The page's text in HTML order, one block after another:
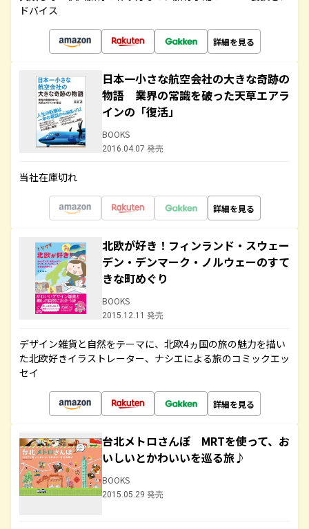
ドバイス
詳細を見る
日本一小さな航空会社の大きな奇跡の
物語 業界の常識を破った天草エアラ
インの「復活」
BOOKS
2016.04.07 発売
当社在庫切れ
詳細を見る
北欧が好き！フィンランド・スウェー
デン・デンマーク・ノルウェーのすて
きな町めぐり
BOOKS
2015.12.11 発売
デザイン雑貨と自然をテーマに、北欧4ヵ国の旅の魅力を描い
た北欧好きイラストレーター、ナシエによる旅のコミックエッ
セイ
詳細を見る
台北メトロさんぽ MRTを使って、お
いしいとかわいいを巡る旅♪
BOOKS
2015.05.29 発売